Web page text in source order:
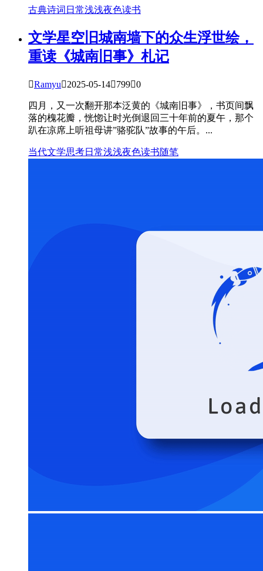
古典诗词 日常浅浅夜色读书
文学星空 旧城南墙下的众生浮世绘，
重读《城南旧事》札记
Ramyu2025-05-147990
四月，又一次翻开那本泛黄的《城南旧事》，书页间飘
落的槐花瓣，恍惚让时光倒退回三十年前的夏午，那个
趴在凉席上听祖母讲”骆驼队”故事的午后。...
当代文学思考日常浅浅夜色读书随笔